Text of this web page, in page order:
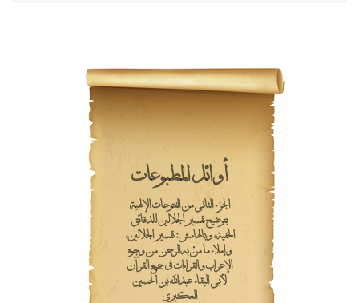
أوائل المطبوعات
الجزء الثاني من الفتوحات الإلهية
بتوضيح تفسير الجلالين للدقائق
الخفية، وبالهامش: تفسير الجلالين،
وإملاء ما منّ به الرحمن من وجوه
الإعراب والقراءات في جميع القرآن
لأبي البقاء عبدالله بن الحسين
العكبري